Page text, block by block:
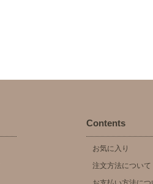
Contents
お気に入り
注文方法について